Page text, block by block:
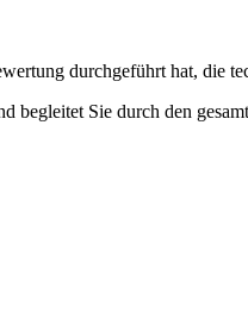
durchgeführt hat, die
begleitet Sie durch den